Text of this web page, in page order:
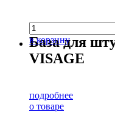
в корзину
База для
VISAGE
подробнее
о товаре